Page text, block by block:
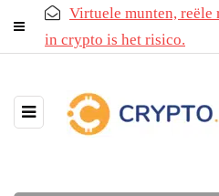
Virtuele munten, reële
in crypto is het risico.